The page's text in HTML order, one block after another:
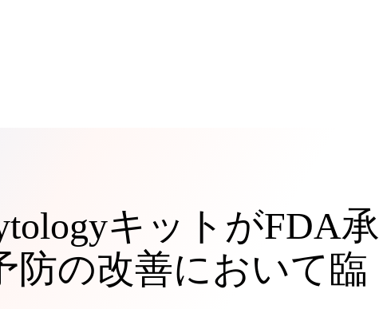
キットがFDA承
防の改善において臨